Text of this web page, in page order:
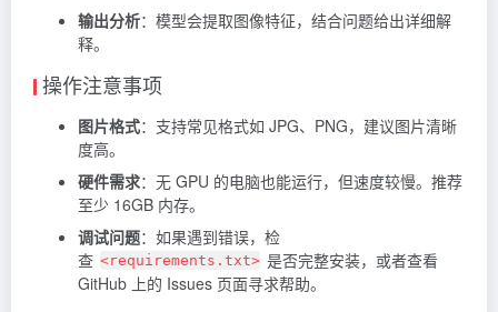
输出分析：模型会提取图像特征，结合问题给出详细解
释。
操作注意事项
图片格式：支持常见格式如 JPG、PNG，建议图片清晰
度高。
硬件需求：无 GPU 的电脑也能运行，但速度较慢。推荐
至少 16GB 内存。
调试问题：如果遇到错误，检
查 <requirements.txt> 是否完整安装，或者查看
GitHub 上的 Issues 页面寻求帮助。